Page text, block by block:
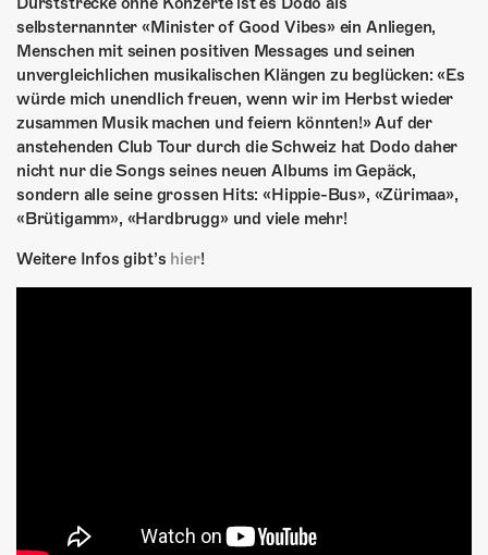
selbsternannter «Minister of Good Vibes» ein Anliegen,
Menschen mit seinen positiven Messages und seinen
unvergleichlichen musikalischen Klängen zu beglücken: «Es
würde mich unendlich freuen, wenn wir im Herbst wieder
zusammen Musik machen und feiern könnten!» Auf der
anstehenden Club Tour durch die Schweiz hat Dodo daher
nicht nur die Songs seines neuen Albums im Gepäck,
sondern alle seine grossen Hits: «Hippie-Bus», «Zürimaa»,
«Brütigamm», «Hardbrugg» und viele mehr!
Weitere Infos gibt’s hier!